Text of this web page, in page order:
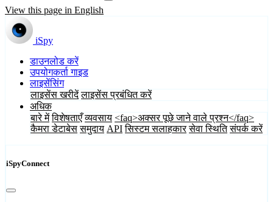
View this page in English
iSpy
डाउनलोड करें
उपयोगकर्ता गाइड
लाइसेंसिंग
लाइसेंस खरीदें लाइसेंस प्रबंधित करें
अधिक
बारे में विशेषताएँ व्यवसाय <faq>अक्सर पूछे जाने वाले प्रश्न</faq>
कैमरा डेटाबेस समुदाय API सिस्टम सलाहकार सेवा स्थिति संपर्क करें
iSpyConnect